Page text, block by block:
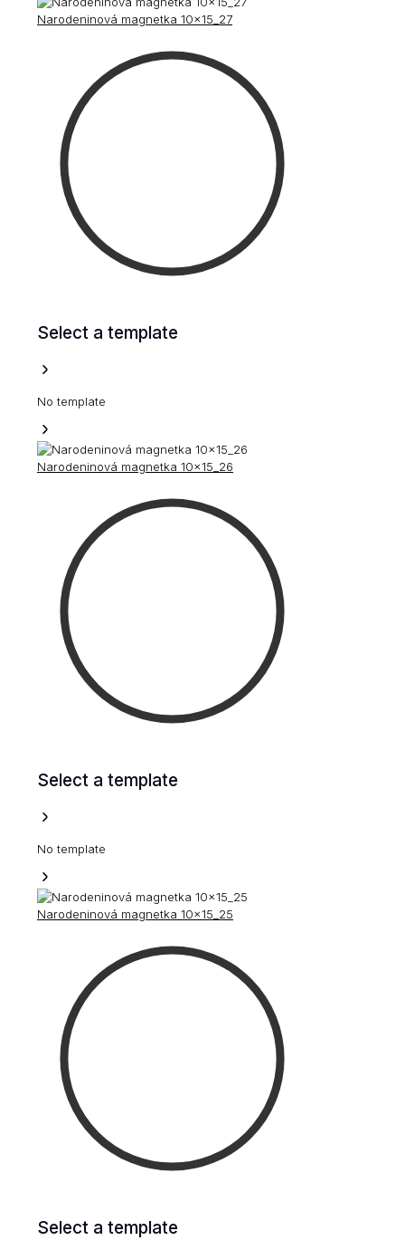
Narodeninová magnetka 10x15_27
Select a template
No template
Narodeninová magnetka 10x15_26
Select a template
No template
Narodeninová magnetka 10x15_25
Select a template